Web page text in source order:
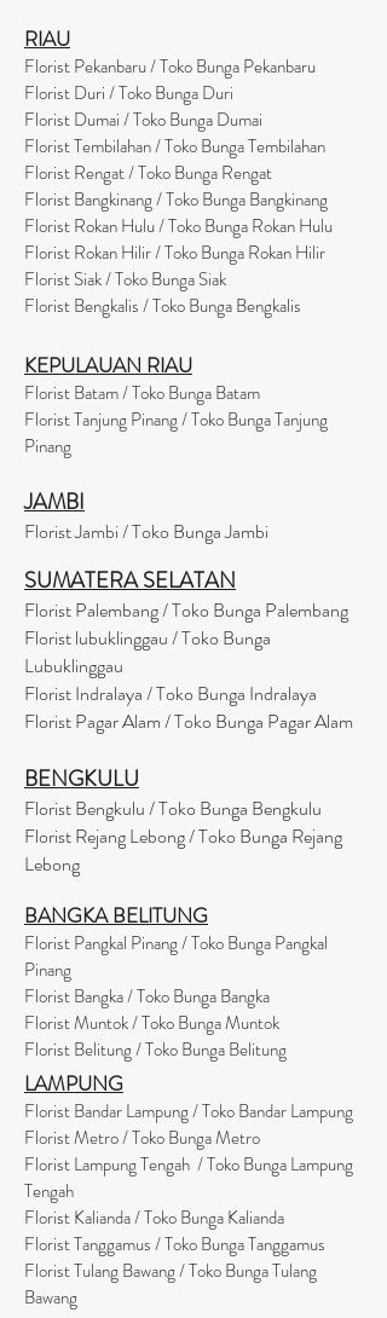
RIAU
Florist Pekanbaru / Toko Bunga Pekanbaru
Florist Duri / Toko Bunga Duri
Florist Dumai / Toko Bunga Dumai
Florist Tembilahan / Toko Bunga Tembilahan
Florist Rengat / Toko Bunga Rengat
Florist Bangkinang / Toko Bunga Bangkinang
Florist Rokan Hulu / Toko Bunga Rokan Hulu
Florist Rokan Hilir / Toko Bunga Rokan Hilir
Florist Siak / Toko Bunga Siak
Florist Bengkalis / Toko Bunga Bengkalis
KEPULAUAN RIAU
Florist Batam / Toko Bunga Batam
Florist Tanjung Pinang / Toko Bunga Tanjung
Pinang
JAMBI
Florist Jambi / Toko Bunga Jambi
SUMATERA SELATAN
Florist Palembang / Toko Bunga Palembang
Florist lubuklinggau / Toko Bunga
Lubuklinggau
Florist Indralaya / Toko Bunga Indralaya
Florist Pagar Alam / Toko Bunga Pagar Alam
BENGKULU
Florist Bengkulu / Toko Bunga Bengkulu
Florist Rejang Lebong / Toko Bunga Rejang
Lebong
BANGKA BELITUNG
Florist Pangkal Pinang / Toko Bunga Pangkal
Pinang
Florist Bangka / Toko Bunga Bangka
Florist Muntok / Toko Bunga Muntok
Florist Belitung / Toko Bunga Belitung
LAMPUNG
Florist Bandar Lampung / Toko Bandar Lampung
Florist Metro / Toko Bunga Metro
Florist Lampung Tengah / Toko Bunga Lampung
Tengah
Florist Kalianda / Toko Bunga Kalianda
Florist Tanggamus / Toko Bunga Tanggamus
Florist Tulang Bawang / Toko Bunga Tulang
Bawang